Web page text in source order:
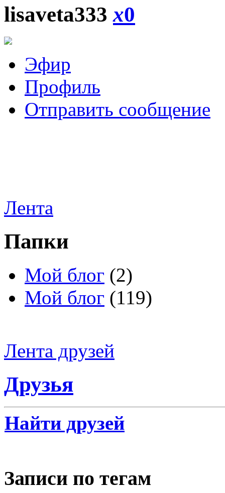
lisaveta333x0
Эфир
Профиль
Отправить сообщение
Лента
Папки
Мой блог (2)
Мой блог (119)
Лента друзей
Друзья
Найти друзей
Записи по тегам